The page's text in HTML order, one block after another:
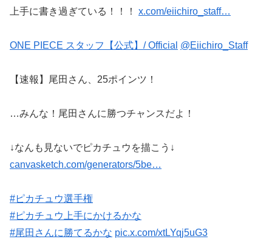
上手に書き過ぎている！！！ x.com/eiichiro_staff…
ONE PIECE スタッフ【公式】/ Official @Eiichiro_Staff
【速報】尾田さん、25ポインツ！
…みんな！尾田さんに勝つチャンスだよ！
↓なんも見ないでピカチュウを描こう↓
canvasketch.com/generators/5be…
#ピカチュウ選手権
#ピカチュウ上手にかけるかな
#尾田さんに勝てるかな pic.x.com/xtLYqj5uG3